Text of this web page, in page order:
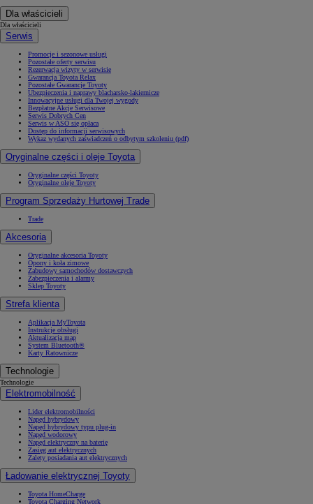
Dla właścicieli
Dla właścicieli
Serwis
Promocje i sezonowe usługi
Pozostałe oferty serwisu
Rezerwacja wizyty w serwisie
Gwarancja Toyota Relax
Pozostałe Gwarancje Toyoty
Ubezpieczenia i naprawy blacharsko-lakiernicze
Innowacyjne usługi dla Twojej wygody
Bezpłatne Akcje Serwisowe
Serwis Dobrych Cen
Serwis w ASO się opłaca
Dostęp do informacji serwisowych
Wykaz wydanych zaświadczeń o odbytym szkoleniu (pdf)
Oryginalne części i oleje Toyota
Oryginalne części Toyoty
Oryginalne oleje Toyoty
Program Sprzedaży Hurtowej Trade
Trade
Akcesoria
Oryginalne akcesoria Toyoty
Opony i koła zimowe
Zabudowy samochodów dostawczych
Zabezpieczenia i alarmy
Sklep Toyoty
Strefa klienta
Aplikacja MyToyota
Instrukcje obsługi
Aktualizacja map
System Bluetooth®
Karty Ratownicze
Technologie
Technologie
Elektromobilność
Lider elektromobilności
Napęd hybrydowy
Napęd hybrydowy typu plug-in
Napęd wodorowy
Napęd elektryczny na baterię
Zasięg aut elektrycznych
Zalety posiadania aut elektrycznych
Ładowanie elektrycznej Toyoty
Toyota HomeCharge
Toyota Charging Network